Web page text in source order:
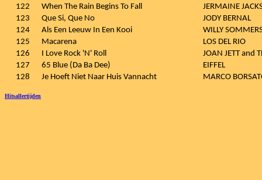
122
When The Rain Begins To Fall
JERMAINE
123
Que Si, Que No
JODY BERNAL
124
Als Een Leeuw In Een Kooi
WILLY
125
Macarena
LOS DEL RIO
126
I Love Rock 'N' Roll
JOAN JETT and
127
65 Blue (Da Ba Dee)
EIFFEL
128
Je Hoeft Niet Naar Huis Vannacht MARCO
Hitsallertijden